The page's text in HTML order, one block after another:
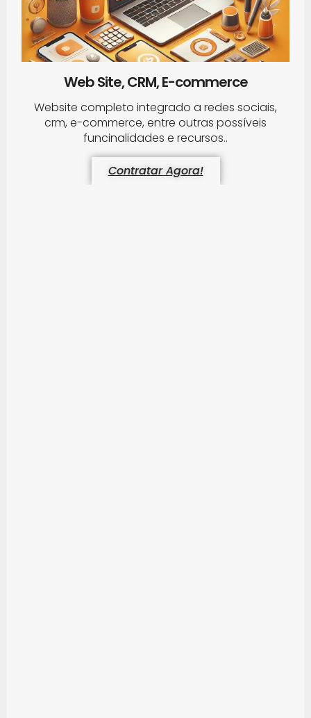
Web Site, CRM, E-commerce
Website completo integrado a redes sociais,
crm, e-commerce, entre outras possíveis
funcinalidades e recursos..
Contratar Agora!